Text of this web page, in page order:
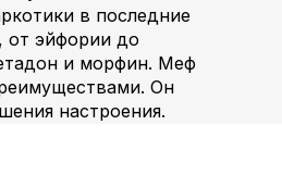
в последние
от эйфории до
и морфин. Меф
Он
настроения.